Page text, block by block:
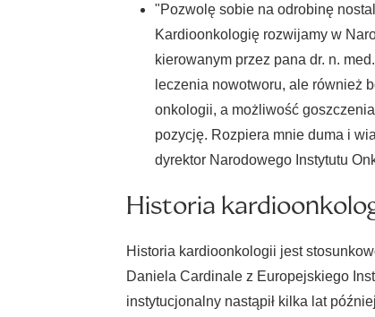
"Pozwolę sobie na odrobinę
Kardioonkologię rozwijamy w
kierowanym przez pana dr. n.
leczenia nowotworu, ale również
onkologii, a możliwość
pozycję. Rozpiera mnie duma i
dyrektor Narodowego Instytutu
Historia
Historia kardioonkologii jest
Daniela Cardinale z Europejskiego
instytucjonalny nastąpił kilka lat